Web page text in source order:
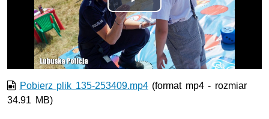
Odtwórz
wideo
Pobierz plik 135-253409.mp4(format mp4 - rozmiar
34.91 MB)